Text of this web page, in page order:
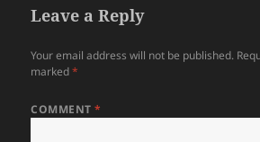
Leave a Reply
Your email address will not be published.
marked*
COMMENT*